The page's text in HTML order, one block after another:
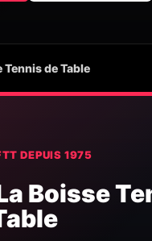
de Table
DEPUIS 1975
Boisse